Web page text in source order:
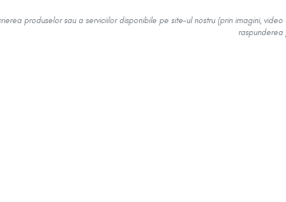
produselor sau a serviciilor disponibile pe site-ul nostru (prin imagini,